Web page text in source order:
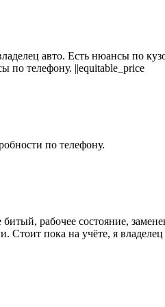
авто. Есть нюансы по
телефону. ||equitable_price
по телефону.
рабочее состояние,
пока на учёте, я